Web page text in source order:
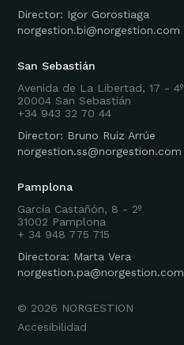
Director: Igor Gorostiaga
norgestion.bi@norgestion.com
San Sebastián
Avenida de La Libertad, 17 - 4º
20004 San Sebastián
+34 943 32 70 44
Director: Bruno Ruiz Arrúe
norgestion.ss@norgestion.com
Pamplona
García Castañón, 8 - 2º
31002 Pamplona
+ 34 948 775 715
Directora: Marta Vera
norgestion.pa@norgestion.com
Accesibilidad
© 2026 NORGESTION